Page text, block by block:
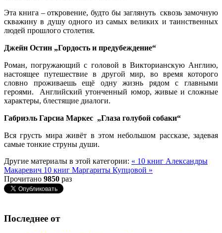
Эта книга – откровение, будто бы заглянуть сквозь замочную
скважину в душу одного из самых великих и таинственных
людей прошлого столетия.
Джейн Остин „Гордость и предубеждение“
Роман, погружающий с головой в Викторианскую Англию,
настоящее путешествие в другой мир, во время которого
словно проживаешь ещё одну жизнь рядом с главными
героями. Английский утонченный юмор, живые и сложные
характеры, блестящие диалоги.
Габриэль Гарсиа Маркес „Глаза голубой собаки“
Вся грусть мира живёт в этом небольшом рассказе, задевая
самые тонкие струны души.
Другие материалы в этой категории: « 10 книг Александры
Макаревич 10 книг Маргариты Купцовой »
Прочитано 9850 раз
Последнее от